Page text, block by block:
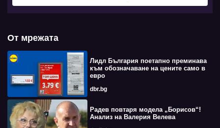
От мрежата
Лидл България поетапно преминава
към обозначаване на цените само в
евро
dbr.bg
Радев повтаря модела „Борисов“!
Анализ на Валерия Велева